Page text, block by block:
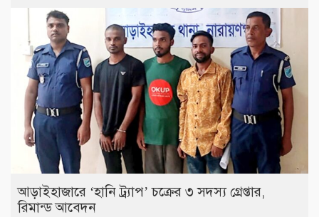
আড়াইহাজারে ‘হানি ট্র্যাপ’ চক্রের ৩ সদস্য গ্রেপ্তার,
রিমান্ড আবেদন